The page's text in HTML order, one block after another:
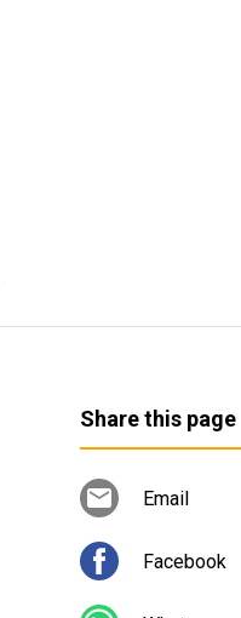
Share this page
Email
Facebook